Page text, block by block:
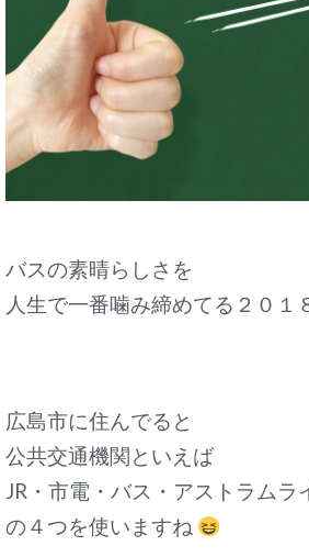
バスの素晴らしさを
人生で一番噛み締めてる２０１
広島市に住んでると
公共交通機関といえば
JR・市電・バス・アストラムラ
の４つを使いますね